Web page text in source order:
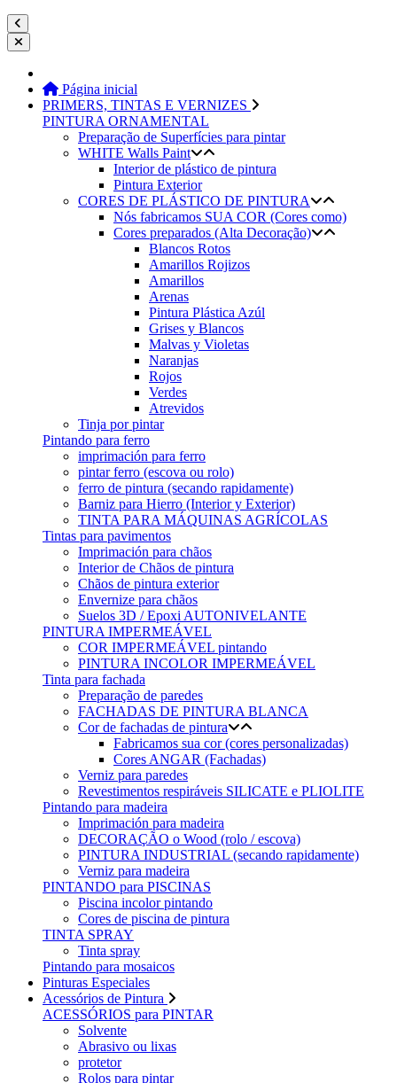
Página inicial
PRIMERS, TINTAS E VERNIZES
PINTURA ORNAMENTAL
Preparação de Superfícies para pintar
WHITE Walls Paint
Interior de plástico de pintura
Pintura Exterior
CORES DE PLÁSTICO DE PINTURA
Nós fabricamos SUA COR (Cores como)
Cores preparados (Alta Decoração)
Blancos Rotos
Amarillos Rojizos
Amarillos
Arenas
Pintura Plástica Azúl
Grises y Blancos
Malvas y Violetas
Naranjas
Rojos
Verdes
Atrevidos
Tinja por pintar
Pintando para ferro
imprimación para ferro
pintar ferro (escova ou rolo)
ferro de pintura (secando rapidamente)
Barniz para Hierro (Interior y Exterior)
TINTA PARA MÁQUINAS AGRÍCOLAS
Tintas para pavimentos
Imprimación para chãos
Interior de Chãos de pintura
Chãos de pintura exterior
Envernize para chãos
Suelos 3D / Epoxi AUTONIVELANTE
PINTURA IMPERMEÁVEL
COR IMPERMEÁVEL pintando
PINTURA INCOLOR IMPERMEÁVEL
Tinta para fachada
Preparação de paredes
FACHADAS DE PINTURA BLANCA
Cor de fachadas de pintura
Fabricamos sua cor (cores personalizadas)
Cores ANGAR (Fachadas)
Verniz para paredes
Revestimentos respiráveis ​​SILICATE e PLIOLITE
Pintando para madeira
Imprimación para madeira
DECORAÇÃO o Wood (rolo / escova)
PINTURA INDUSTRIAL (secando rapidamente)
Verniz para madeira
PINTANDO para PISCINAS
Piscina incolor pintando
Cores de piscina de pintura
TINTA SPRAY
Tinta spray
Pintando para mosaicos
Pinturas Especiales
Acessórios de Pintura
ACESSÓRIOS para PINTAR
Solvente
Abrasivo ou lixas
protetor
Rolos para pintar